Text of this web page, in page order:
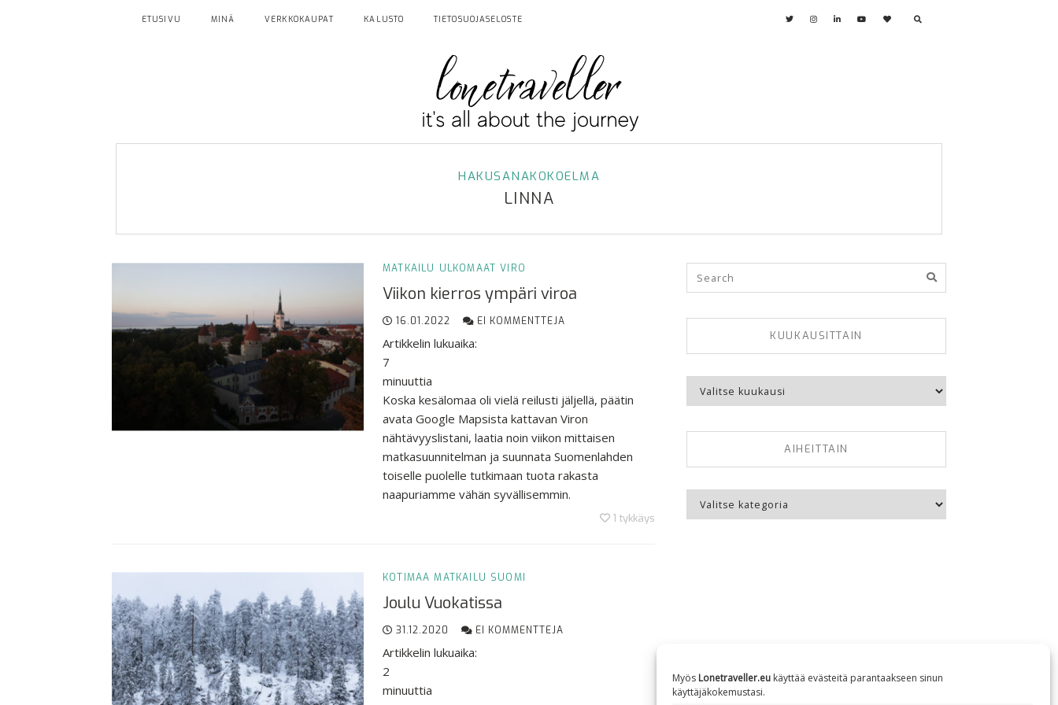
Myös Lonetraveller.eu käyttää evästeitä parantaakseen sinun
käyttäjäkokemustasi.
ETUSIVU MINÄ VERKKOKAUPAT KALUSTO TIETOSUOJASELOSTE
HAKUSANAKOKOELMA
LINNA
MATKAILU ULKOMAAT VIRO
Viikon kierros ympäri viroa
16.01.2022 EI KOMMENTTEJA
Artikkelin lukuaika:
7
minuuttia
Koska kesälomaa oli vielä reilusti jäljellä, päätin
avata Google Mapsista kattavan Viron
nähtävyyslistani, laatia noin viikon mittaisen
matkasuunnitelman ja suunnata Suomenlahden
toiselle puolelle tutkimaan tuota rakasta
naapuriamme vähän syvällisemmin.
1 tykkäys
KOTIMAA MATKAILU SUOMI
Joulu Vuokatissa
31.12.2020 EI KOMMENTTEJA
Artikkelin lukuaika:
2
minuuttia
KUUKAUSITTAIN
Kuukausittain
AIHEITTAIN
Aiheittain